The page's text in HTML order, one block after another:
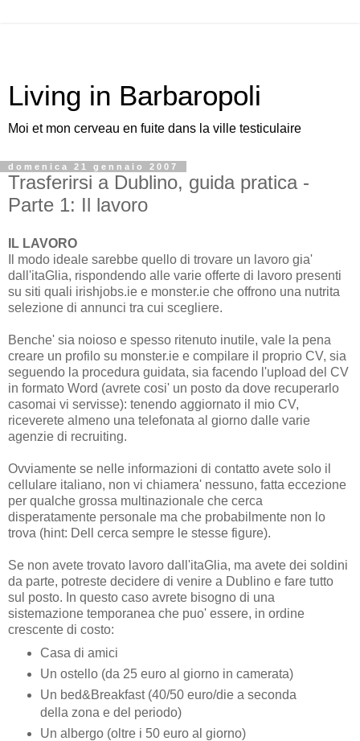
Living in Barbaropoli
Moi et mon cerveau en fuite dans la ville testiculaire
domenica 21 gennaio 2007
Trasferirsi a Dublino, guida pratica -
Parte 1: Il lavoro
IL LAVORO
Il modo ideale sarebbe quello di trovare un lavoro gia'
dall'itaGlia, rispondendo alle varie offerte di lavoro presenti
su siti quali irishjobs.ie e monster.ie che offrono una nutrita
selezione di annunci tra cui scegliere.
Benche' sia noioso e spesso ritenuto inutile, vale la pena
creare un profilo su monster.ie e compilare il proprio CV, sia
seguendo la procedura guidata, sia facendo l'upload del CV
in formato Word (avrete cosi' un posto da dove recuperarlo
casomai vi servisse): tenendo aggiornato il mio CV,
riceverete almeno una telefonata al giorno dalle varie
agenzie di recruiting.
Ovviamente se nelle informazioni di contatto avete solo il
cellulare italiano, non vi chiamera' nessuno, fatta eccezione
per qualche grossa multinazionale che cerca
disperatamente personale ma che probabilmente non lo
trova (hint: Dell cerca sempre le stesse figure).
Se non avete trovato lavoro dall'itaGlia, ma avete dei soldini
da parte, potreste decidere di venire a Dublino e fare tutto
sul posto. In questo caso avrete bisogno di una
sistemazione temporanea che puo' essere, in ordine
crescente di costo:
Casa di amici
Un ostello (da 25 euro al giorno in camerata)
Un bed&Breakfast (40/50 euro/die a seconda
della zona e del periodo)
Un albergo (oltre i 50 euro al giorno)